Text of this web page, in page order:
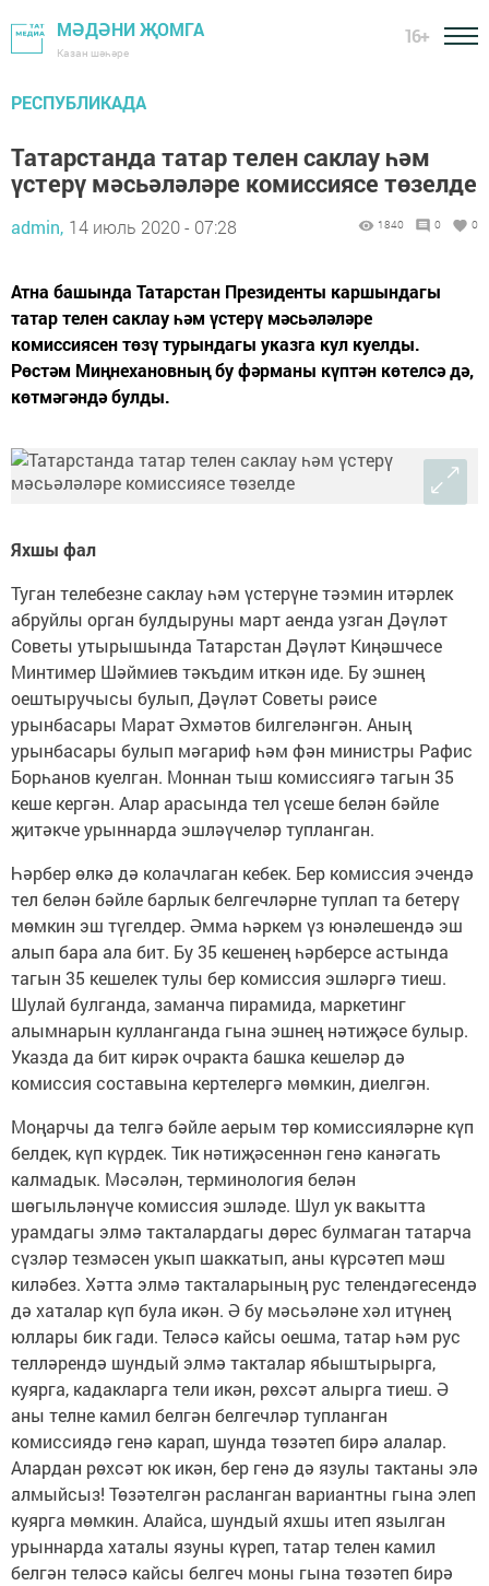
МӘДӘНИ ҖОМГА
Казан шәһәре
16+
РЕСПУБЛИКАДА
Татарстанда татар телен саклау һәм
үстерү мәсьәләләре комиссиясе төзелде
admin, 14 июль 2020 - 07:28 1840 0 0
Атна башында Татарстан Президенты каршындагы
татар телен саклау һәм үстерү мәсьәләләре
комиссиясен төзү турындагы указга кул куелды.
Рөстәм Миңнехановның бу фәрманы күптән көтелсә дә,
көтмәгәндә булды.
Яхшы фал
Туган телебезне саклау һәм үстерүне тәэмин итәрлек
абруйлы орган булдыруны март аенда узган Дәүләт
Советы утырышында Татарстан Дәүләт Киңәшчесе
Минтимер Шәймиев тәкъдим иткән иде. Бу эшнең
оештыручысы булып, Дәүләт Советы рәисе
урынбасары Марат Әхмәтов билгеләнгән. Аның
урынбасары булып мәгариф һәм фән министры Рафис
Борһанов куелган. Моннан тыш комиссиягә тагын 35
кеше кергән. Алар арасында тел үсеше белән бәйле
җитәкче урыннарда эшләүчеләр тупланган.
Һәрбер өлкә дә колачлаган кебек. Бер комиссия эчендә
тел белән бәйле барлык белгечләрне туплап та бетерү
мөмкин эш түгелдер. Әмма һәркем үз юнәлешендә эш
алып бара ала бит. Бу 35 кешенең һәрберсе астында
тагын 35 кешелек тулы бер комиссия эшләргә тиеш.
Шулай булганда, заманча пирамида, маркетинг
алымнарын кулланганда гына эшнең нәтиҗәсе булыр.
Указда да бит кирәк очракта башка кешеләр дә
комиссия составына кертелергә мөмкин, диелгән.
Моңарчы да телгә бәйле аерым төр комиссияләрне күп
белдек, күп күрдек. Тик нәтиҗәсеннән генә канәгать
калмадык. Мәсәлән, терминология белән
шөгыльләнүче комиссия эшләде. Шул ук вакытта
урамдагы элмә такталардагы дөрес булмаган татарча
сүзләр тезмәсен укып шаккатып, аны күрсәтеп мәш
киләбез. Хәтта элмә такталарының рус телендәгесендә
дә хаталар күп була икән. Ә бу мәсьәләне хәл итүнең
юллары бик гади. Теләсә кайсы оешма, татар һәм рус
телләрендә шундый элмә такталар ябыштырырга,
куярга, кадакларга тели икән, рөхсәт алырга тиеш. Ә
аны телне камил белгән белгечләр тупланган
комиссиядә генә карап, шунда төзәтеп бирә алалар.
Алардан рөхсәт юк икән, бер генә дә язулы тактаны элә
алмыйсыз! Төзәтелгән расланган вариантны гына элеп
куярга мөмкин. Алайса, шундый яхшы итеп язылган
урыннарда хаталы язуны күреп, татар телен камил
белгән теләсә кайсы белгеч моны гына төзәтеп бирә